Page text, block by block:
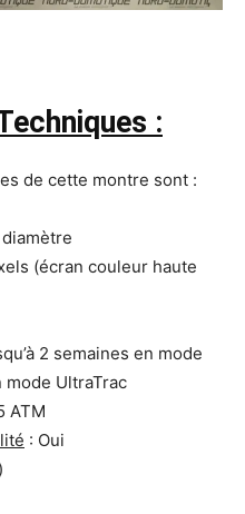
:
de cette montre sont :
(écran couleur haute
2 semaines en mode
mode UltraTrac
ATM
: Oui